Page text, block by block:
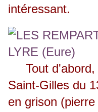
intéressant.
Tout d'abord,
Saint-Gilles du
en grison